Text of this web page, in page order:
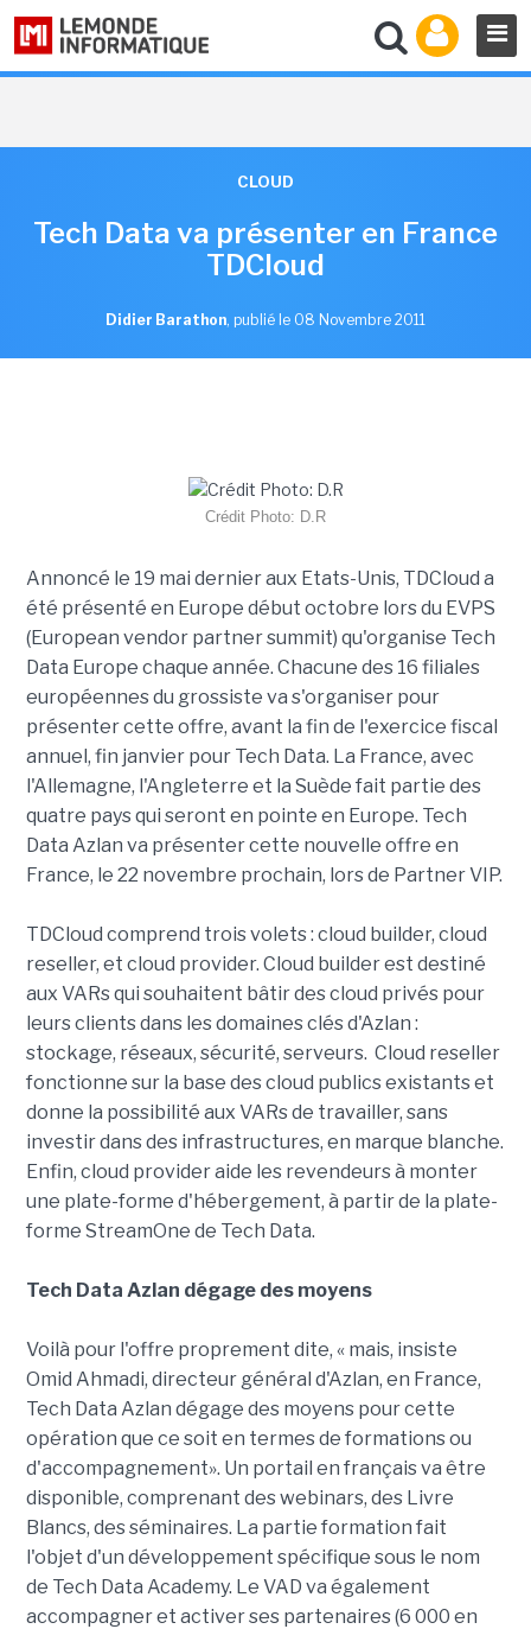
CLOUD
Tech Data va présenter en France
TDCloud
Didier Barathon, publié le 08 Novembre 2011
Crédit Photo: D.R
Annoncé le 19 mai dernier aux Etats-Unis, TDCloud a
été présenté en Europe début octobre lors du EVPS
(European vendor partner summit) qu'organise Tech
Data Europe chaque année. Chacune des 16 filiales
européennes du grossiste va s'organiser pour
présenter cette offre, avant la fin de l'exercice fiscal
annuel, fin janvier pour Tech Data. La France, avec
l'Allemagne, l'Angleterre et la Suède fait partie des
quatre pays qui seront en pointe en Europe. Tech
Data Azlan va présenter cette nouvelle offre en
France, le 22 novembre prochain, lors de Partner VIP.
TDCloud comprend trois volets : cloud builder, cloud
reseller, et cloud provider. Cloud builder est destiné
aux VARs qui souhaitent bâtir des cloud privés pour
leurs clients dans les domaines clés d'Azlan :
stockage, réseaux, sécurité, serveurs. Cloud reseller
fonctionne sur la base des cloud publics existants et
donne la possibilité aux VARs de travailler, sans
investir dans des infrastructures, en marque blanche.
Enfin, cloud provider aide les revendeurs à monter
une plate-forme d'hébergement, à partir de la plate-
forme StreamOne de Tech Data.
Tech Data Azlan dégage des moyens
Voilà pour l'offre proprement dite, « mais, insiste
Omid Ahmadi, directeur général d'Azlan, en France,
Tech Data Azlan dégage des moyens pour cette
opération que ce soit en termes de formations ou
d'accompagnement». Un portail en français va être
disponible, comprenant des webinars, des Livre
Blancs, des séminaires. La partie formation fait
l'objet d'un développement spécifique sous le nom
de Tech Data Academy. Le VAD va également
accompagner et activer ses partenaires (6 000 en